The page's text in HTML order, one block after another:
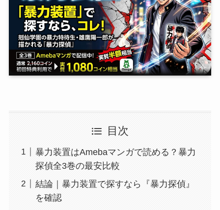
目次
暴力装置はAmebaマンガで読める？暴力
探偵全3巻の最安比較
結論｜暴力装置で探すなら『暴力探偵』
を確認